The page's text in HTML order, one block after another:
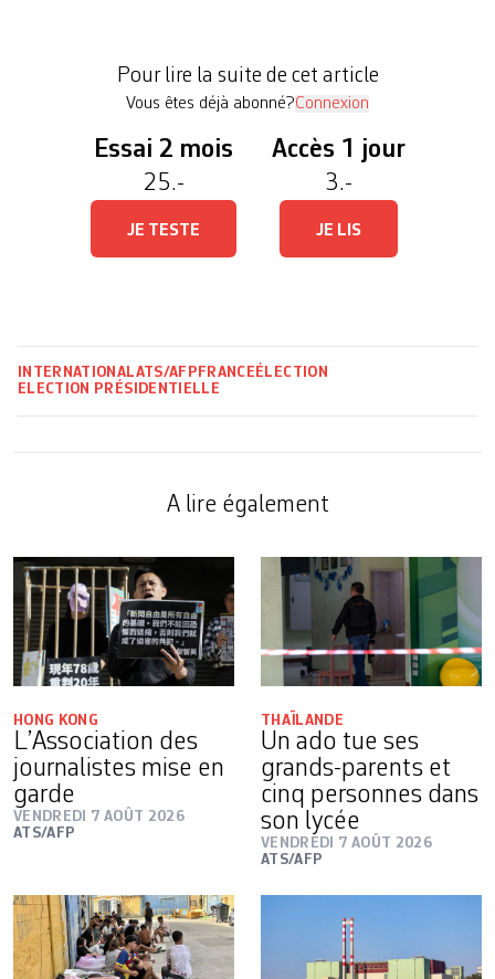
préparé» à La […]
Pour lire la suite de cet article
Vous êtes déjà abonné?Connexion
Essai 2 mois
25.-
JE TESTE
Accès 1 jour
3.-
JE LIS
INTERNATIONALATS/AFP FRANCE ÉLECTION
ELECTION PRÉSIDENTIELLE
A lire également
HONG KONG
L’Association des
journalistes mise en
garde
VENDREDI 7 AOÛT 2026
ATS/AFP
THAÏLANDE
Un ado tue ses
grands-parents et
cinq personnes dans
son lycée
VENDREDI 7 AOÛT 2026
ATS/AFP